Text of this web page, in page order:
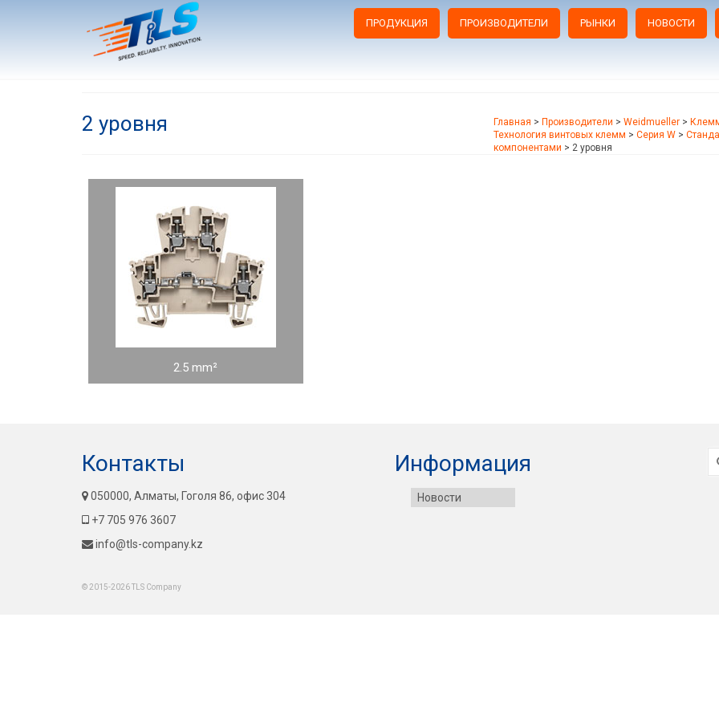
ПРОДУКЦИЯ ПРОИЗВОДИТЕЛИ РЫНКИ НОВОСТИ
2 уровня Главная > Производители > Weidmueller >
Технология винтовых клемм > Серия W >
компонентами > 2 уровня
2.5 mm²
Контакты
050000, Алматы, Гоголя 86, офис 304
+7 705 976 3607
info@tls-company.kz
Информация
Новости
© 2015-2026 TLS Company